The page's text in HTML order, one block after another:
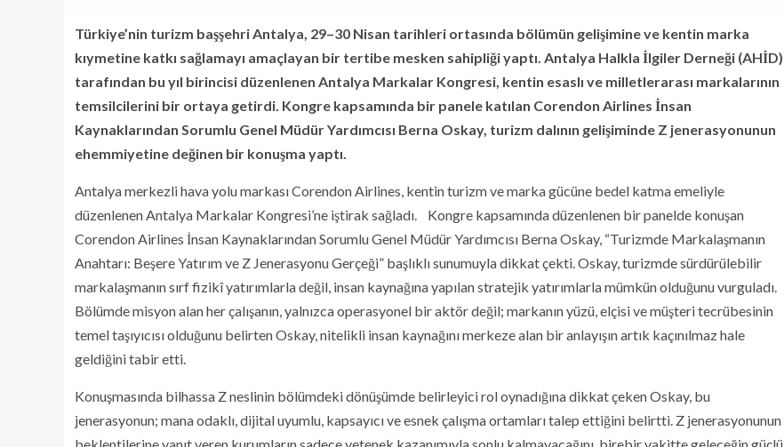
Türkiye’nin turizm başşehri Antalya, 29–30 Nisan tarihleri ortasında bölümün gelişimine ve kentin marka
kıymetine katkı sağlamayı amaçlayan bir tertibe mesken sahipliği yaptı. Antalya Halkla İlgiler Derneği (AHİD)
tarafından bu yıl birincisi düzenlenen Antalya Markalar Kongresi, kentin esaslı ve milletlerarası markalarının
temsilcilerini bir ortaya getirdi. Kongre kapsamında bir panele katılan Corendon Airlines İnsan
Kaynaklarından Sorumlu Genel Müdür Yardımcısı Berna Oskay, turizm dalının gelişiminde Z jenerasyonunun
ehemmiyetine değinen bir konuşma yaptı.
Antalya merkezli hava yolu markası Corendon Airlines, kentin turizm ve marka gücüne bedel katma emeliyle
düzenlenen Antalya Markalar Kongresi’ne iştirak sağladı. Kongre kapsamında düzenlenen bir panelde konuşan
Corendon Airlines İnsan Kaynaklarından Sorumlu Genel Müdür Yardımcısı Berna Oskay, “Turizmde Markalaşmanın
Anahtarı: Beşere Yatırım ve Z Jenerasyonu Gerçeği” başlıklı sunumuyla dikkat çekti. Oskay, turizmde sürdürülebilir
markalaşmanın sırf fizikî yatırımlarla değil, insan kaynağına yapılan stratejik yatırımlarla mümkün olduğunu vurguladı.
Bölümde misyon alan her çalışanın, yalnızca operasyonel bir aktör değil; markanın yüzü, elçisi ve müşteri tecrübesinin
temel taşıyıcısı olduğunu belirten Oskay, nitelikli insan kaynağını merkeze alan bir anlayışın artık kaçınılmaz hale
geldiğini tabir etti.
Konuşmasında bilhassa Z neslinin bölümdeki dönüşümde belirleyici rol oynadığına dikkat çeken Oskay, bu
jenerasyonun; mana odaklı, dijital uyumlu, kapsayıcı ve esnek çalışma ortamları talep ettiğini belirtti. Z jenerasyonunun